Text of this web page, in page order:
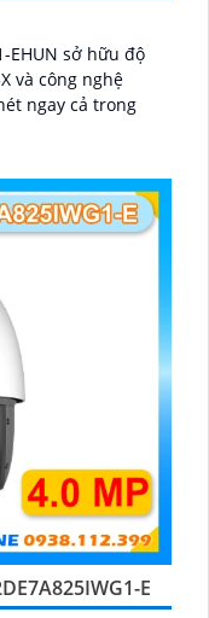
EHUN sở hữu độ
và công nghệ
ngay cả trong
E